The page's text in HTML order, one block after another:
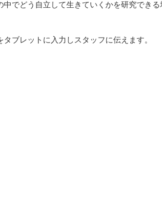
でどう自立して生きていくかを研究できる
ブレットに入力しスタッフに伝えます。